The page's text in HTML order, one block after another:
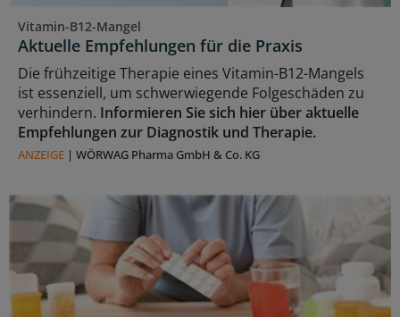
Vitamin-B12-Mangel
Aktuelle Empfehlungen für die Praxis
Die frühzeitige Therapie eines Vitamin-B12-Mangels
ist essenziell, um schwerwiegende Folgeschäden zu
verhindern. Informieren Sie sich hier über aktuelle
Empfehlungen zur Diagnostik und Therapie.
ANZEIGE | WÖRWAG Pharma GmbH & Co. KG